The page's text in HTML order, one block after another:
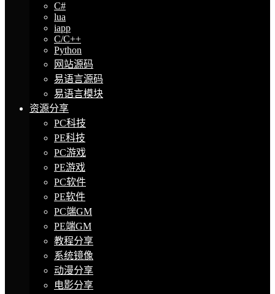
C#
lua
iapp
C/C++
Python
网站源码
易语言源码
易语言模块
资源分享
PC科技
PE科技
PC游戏
PE游戏
PC软件
PE软件
PC端GM
PE端GM
教程分享
系统镜像
动漫分享
电影分享